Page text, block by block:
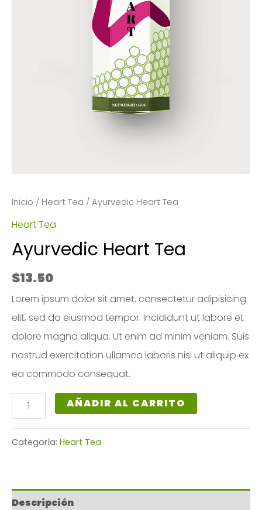
Inicio / Heart Tea / Ayurvedic Heart Tea
Heart Tea
Ayurvedic Heart Tea
$13.50
Lorem ipsum dolor sit amet, consectetur adipisicing
elit, sed do eiusmod tempor. Incididunt ut labore et
dolore magna aliqua. Ut enim ad minim veniam. Suis
nostrud exercitation ullamco laboris nisi ut aliquip ex
ea commodo consequat.
Ayurvedic
Heart
Tea
AÑADIR AL CARRITO
Categoría: Heart Tea
Descripción